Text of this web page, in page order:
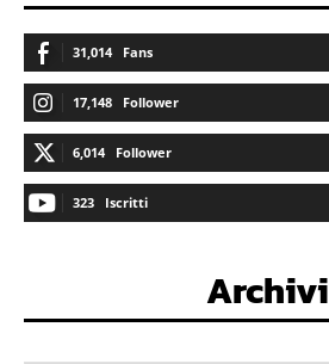
31,014 Fans
17,148 Follower
6,014 Follower
323 Iscritti
Archivi